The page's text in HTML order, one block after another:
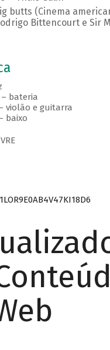
butts (Cinema
Bittencourt e Sir
bateria
violão e guitarra
baixo